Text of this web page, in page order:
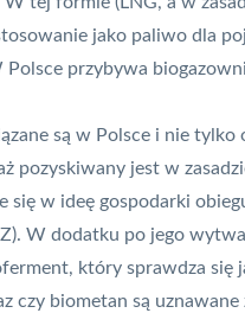
jako paliwo dla
Polsce przybywa
są w Polsce i nie tylko
pozyskiwany jest w
się w ideę gospodarki
W dodatku po jego
który sprawdza się
czy biometan są uznawane